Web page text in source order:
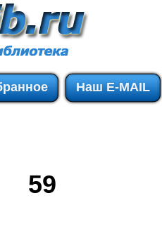
Наш E-MAIL
59